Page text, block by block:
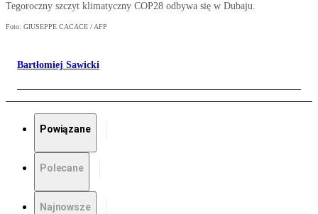
Tegoroczny szczyt klimatyczny COP28 odbywa się w Dubaju.
Foto: GIUSEPPE CACACE / AFP
Bartłomiej Sawicki
Powiązane
Polecane
Najnowsze